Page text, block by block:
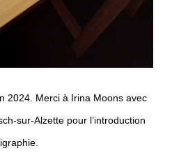
2024. Merci à Irina Moons avec
sur-Alzette pour l’introduction